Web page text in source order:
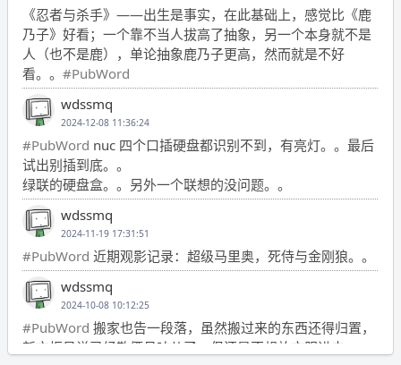
《忍者与杀手》——出生是事实，在此基础上，感觉比《鹿
乃子》好看；一个靠不当人拔高了抽象，另一个本身就不是
人（也不是鹿），单论抽象鹿乃子更高，然而就是不好
看。。 #PubWord
wdssmq
2024-12-08 11:36:24
#PubWord nuc 四个口插硬盘都识别不到，有亮灯。。最后
试出别插到底。。
绿联的硬盘盒。。另外一个联想的没问题。。
wdssmq
2024-11-19 17:31:51
#PubWord 近期观影记录：超级马里奥，死侍与金刚狼。。
wdssmq
2024-10-08 10:12:25
#PubWord 搬家也告一段落，虽然搬过来的东西还得归置，
新衣柜虽说已经散俩月味儿了，但还是不想放衣服进去。